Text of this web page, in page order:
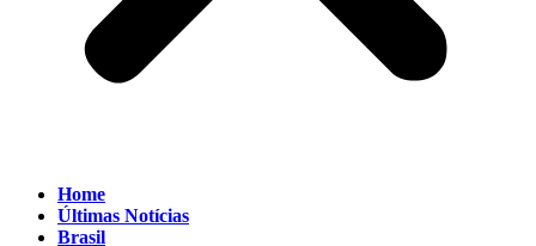
Home
Últimas Notícias
Brasil